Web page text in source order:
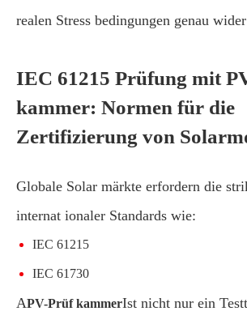
realen Stress bedingungen genau
IEC 61215 Prüfung mit
kammer: Normen für die
Zertifizierung von
Globale Solar märkte erfordern die
internat ionaler Standards wie:
IEC 61215
IEC 61730
APV-Prüf kammerIst nicht nur ein